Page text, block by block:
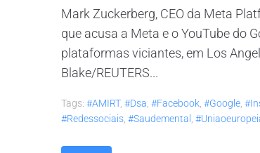
Mark Zuckerberg, CEO da Meta
que acusa a Meta e o YouTube do
plataformas viciantes, em Los
Blake/REUTERS...
Tags: #AMIRT, #dsa, #facebook, #google,
#redessociais, #saudemental ,